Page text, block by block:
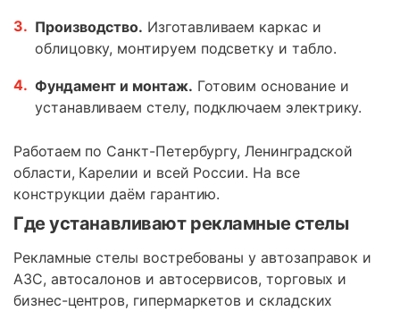
Производство. Изготавливаем каркас и
облицовку, монтируем подсветку и табло.
Фундамент и монтаж. Готовим основание и
устанавливаем стелу, подключаем электрику.
Работаем по Санкт-Петербургу, Ленинградской
области, Карелии и всей России. На все
конструкции даём гарантию.
Где устанавливают рекламные стелы
Рекламные стелы востребованы у автозаправок и
АЗС, автосалонов и автосервисов, торговых и
бизнес-центров, гипермаркетов и складских